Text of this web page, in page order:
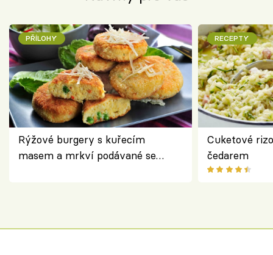
PŘÍLOHY
Rýžové burgery s kuřecím
masem a mrkví podávané se
RECEPTY
Cuketové
čedarem